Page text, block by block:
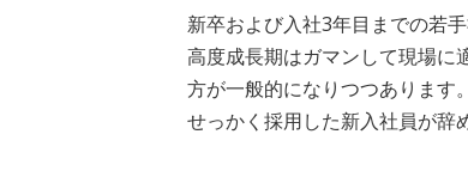
新卒および入社3年目までの若
高度成長期はガマンして現場に
方が一般的になりつつあります。
せっかく採用した新入社員が辞